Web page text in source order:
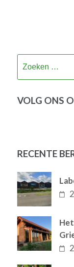
VOLG ONS
RECENTE